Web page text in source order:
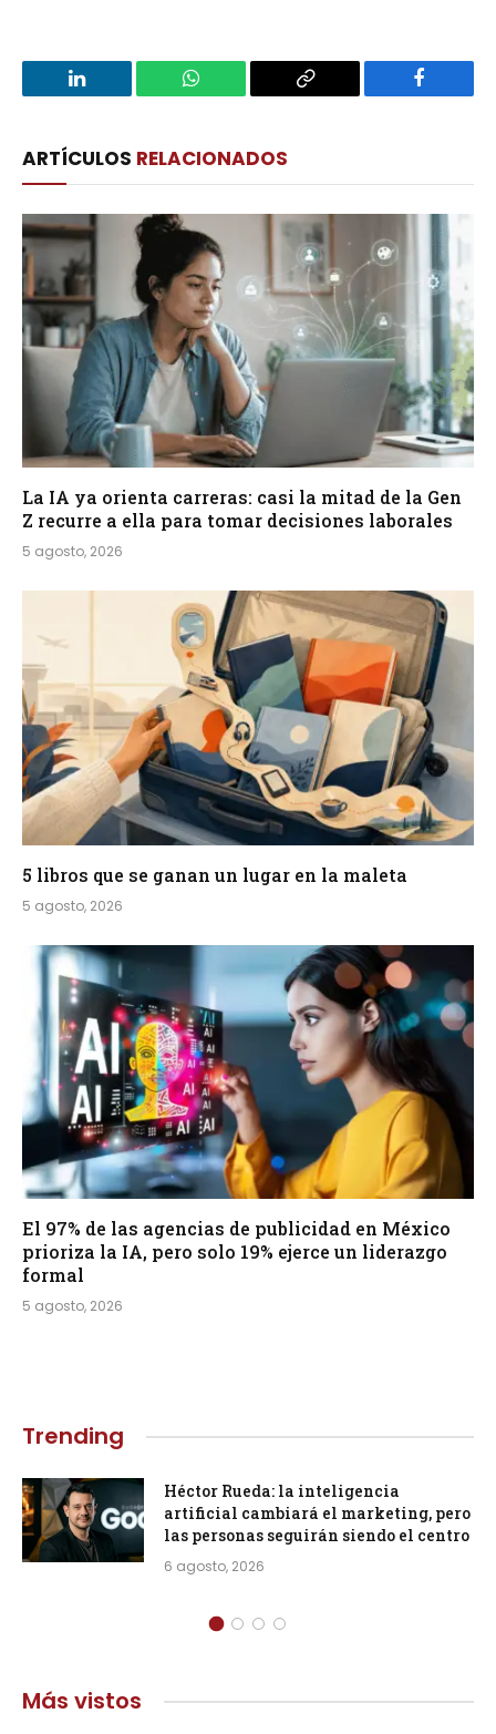
LinkedIn WhatsApp
Copy
Facebook
ARTÍCULOS RELACIONADOS
La IA ya orienta carreras: casi la mitad de la Gen
Z recurre a ella para tomar decisiones laborales
5 agosto, 2026
5 libros que se ganan un lugar en la maleta
5 agosto, 2026
El 97% de las agencias de publicidad en México
prioriza la IA, pero solo 19% ejerce un liderazgo
formal
5 agosto, 2026
Trending
Héctor Rueda: la inteligencia
artificial cambiará el marketing, pero
las personas seguirán siendo el centro
6 agosto, 2026
Más vistos